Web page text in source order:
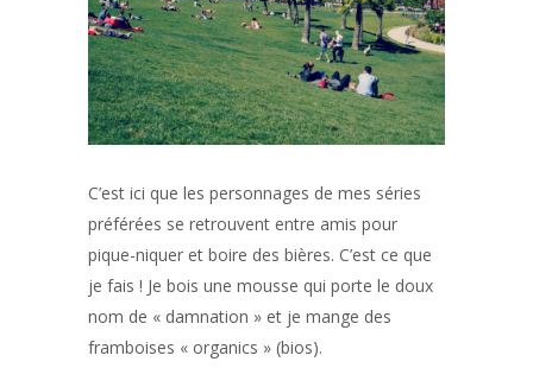
C’est ici que les personnages de mes séries
préférées se retrouvent entre amis pour
pique-niquer et boire des bières. C’est ce que
je fais ! Je bois une mousse qui porte le doux
nom de « damnation » et je mange des
framboises « organics » (bios).